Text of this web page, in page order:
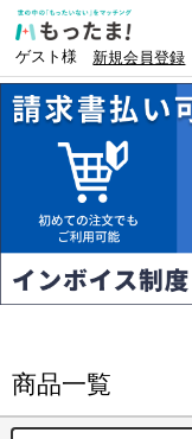
ゲスト様 新規会員登録
商品一覧